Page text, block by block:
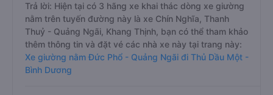
Trả lời: Hiện tại có 3 hãng xe khai thác dòng xe giường
nằm trên tuyến đường này là xe Chín Nghĩa, Thanh
Thuỷ - Quảng Ngãi, Khang Thịnh, bạn có thể tham khảo
thêm thông tin và đặt vé các nhà xe này tại trang này:
Xe giường nằm Đức Phổ - Quảng Ngãi đi Thủ Dầu Một -
Bình Dương